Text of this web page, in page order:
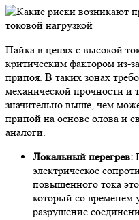
Пайка в цепях с высокой
критическим фактором из-
припоя. В таких зонах
механической прочности и
значительно выше, чем
припой на основе олова и
аналоги.
Локальный перегрев:
электрическое
повышенного тока
который со временем
разрушение